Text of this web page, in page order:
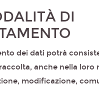
DI
dei dati potrà
anche nella loro
modificazione,